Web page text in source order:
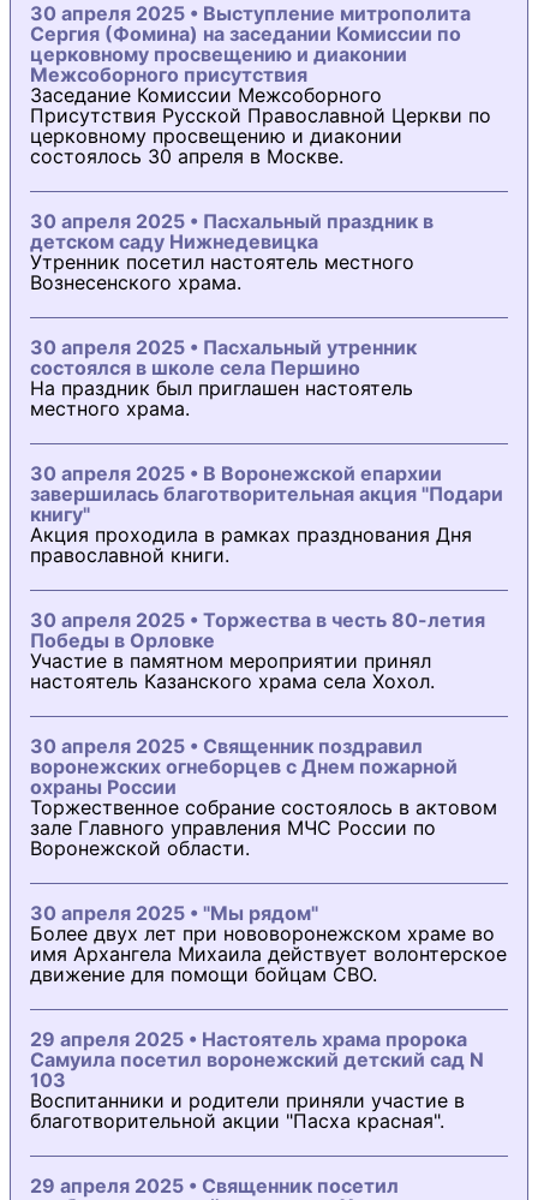
30 апреля 2025 • Выступление митрополита
Сергия (Фомина) на заседании Комиссии по
церковному просвещению и диаконии
Межсоборного присутствия
Заседание Комиссии Межсоборного
Присутствия Русской Православной Церкви по
церковному просвещению и диаконии
состоялось 30 апреля в Москве.
30 апреля 2025 • Пасхальный праздник в
детском саду Нижнедевицка
Утренник посетил настоятель местного
Вознесенского храма.
30 апреля 2025 • Пасхальный утренник
состоялся в школе села Першино
На праздник был приглашен настоятель
местного храма.
30 апреля 2025 • В Воронежской епархии
завершилась благотворительная акция "Подари
книгу"
Акция проходила в рамках празднования Дня
православной книги.
30 апреля 2025 • Торжества в честь 80-летия
Победы в Орловке
Участие в памятном мероприятии принял
настоятель Казанского храма села Хохол.
30 апреля 2025 • Священник поздравил
воронежских огнеборцев с Днем пожарной
охраны России
Торжественное собрание состоялось в актовом
зале Главного управления МЧС России по
Воронежской области.
30 апреля 2025 • "Мы рядом"
Более двух лет при нововоронежском храме во
имя Архангела Михаила действует волонтерское
движение для помощи бойцам СВО.
29 апреля 2025 • Настоятель храма пророка
Самуила посетил воронежский детский сад N
103
Воспитанники и родители приняли участие в
благотворительной акции "Пасха красная".
29 апреля 2025 • Священник посетил